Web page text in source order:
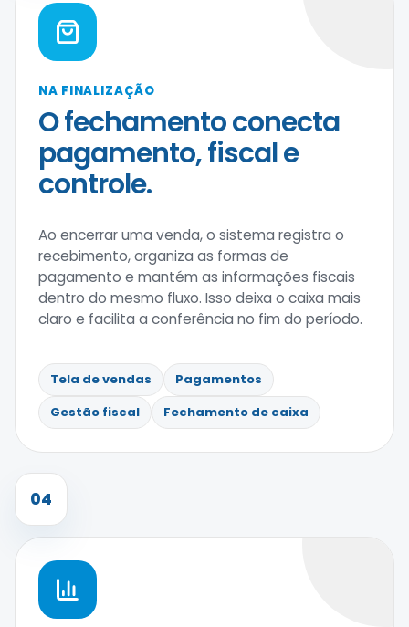
NA FINALIZAÇÃO
O fechamento conecta
pagamento, fiscal e
controle.
Ao encerrar uma venda, o sistema registra o
recebimento, organiza as formas de
pagamento e mantém as informações fiscais
dentro do mesmo fluxo. Isso deixa o caixa mais
claro e facilita a conferência no fim do período.
Tela de vendas
Pagamentos
Gestão fiscal
Fechamento de caixa
04